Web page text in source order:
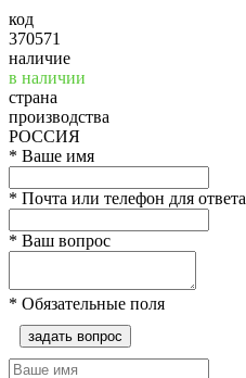
код
370571
наличие
в наличии
страна
производства
РОССИЯ
* Ваше имя
* Почта или телефон для ответа
* Ваш вопрос
* Обязательные поля
задать вопрос